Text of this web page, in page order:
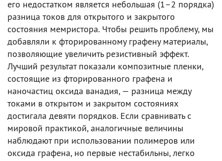
его недостатком является небольшая (1–2 порядка)
разница токов для открытого и закрытого
состояния мемристора. Чтобы решить проблему, мы
добавляли к фторированному графену материалы,
позволяющие увеличить резистивный эффект.
Лучший результат показали композитные пленки,
состоящие из фторированного графена и
наночастиц оксида ванадия, — разница между
токами в открытом и закрытом состояниях
достигала девяти порядков. Если сравнивать с
мировой практикой, аналогичные величины
наблюдают при использовании полимеров или
оксида графена, но первые нестабильны, легко